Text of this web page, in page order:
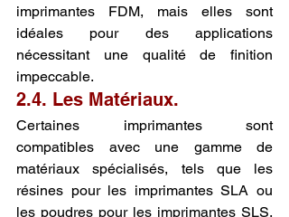
imprimantes FDM, mais elles sont
idéales pour des applications
nécessitant une qualité de finition
impeccable.
2.4. Les Matériaux.
Certaines imprimantes sont
compatibles avec une gamme de
matériaux spécialisés, tels que les
résines pour les imprimantes SLA ou
les poudres pour les imprimantes SLS.